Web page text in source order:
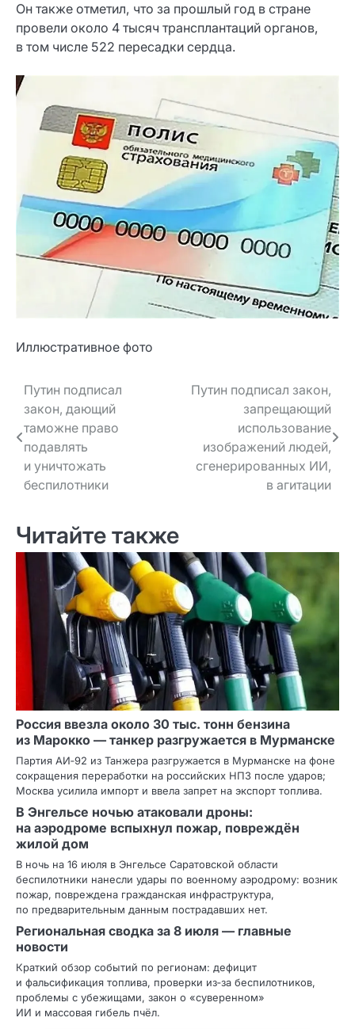
Он также отметил, что за прошлый год в стране
провели около 4 тысяч трансплантаций органов,
в том числе 522 пересадки сердца.
Иллюстративное фото
Навигация
по записям
Путин подписал
закон, дающий
таможне право
подавлять
и уничтожать
беспилотники
Путин подписал закон,
запрещающий
использование
изображений людей,
сгенерированных ИИ,
в агитации
Читайте также
Россия ввезла около 30 тыс. тонн бензина
из Марокко — танкер разгружается в Мурманске
Партия АИ‑92 из Танжера разгружается в Мурманске на фоне
сокращения переработки на российских НПЗ после ударов;
Москва усилила импорт и ввела запрет на экспорт топлива.
В Энгельсе ночью атаковали дроны:
на аэродроме вспыхнул пожар, повреждён
жилой дом
В ночь на 16 июля в Энгельсе Саратовской области
беспилотники нанесли удары по военному аэродрому: возник
пожар, повреждена гражданская инфраструктура,
по предварительным данным пострадавших нет.
Региональная сводка за 8 июля — главные
новости
Краткий обзор событий по регионам: дефицит
и фальсификация топлива, проверки из‑за беспилотников,
проблемы с убежищами, закон о «суверенном»
ИИ и массовая гибель пчёл.